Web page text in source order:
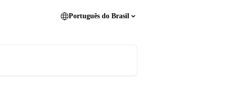
Português do Brasil